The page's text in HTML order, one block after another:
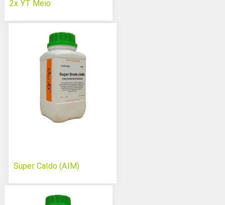
2x YT Meio
Super Caldo (AIM)